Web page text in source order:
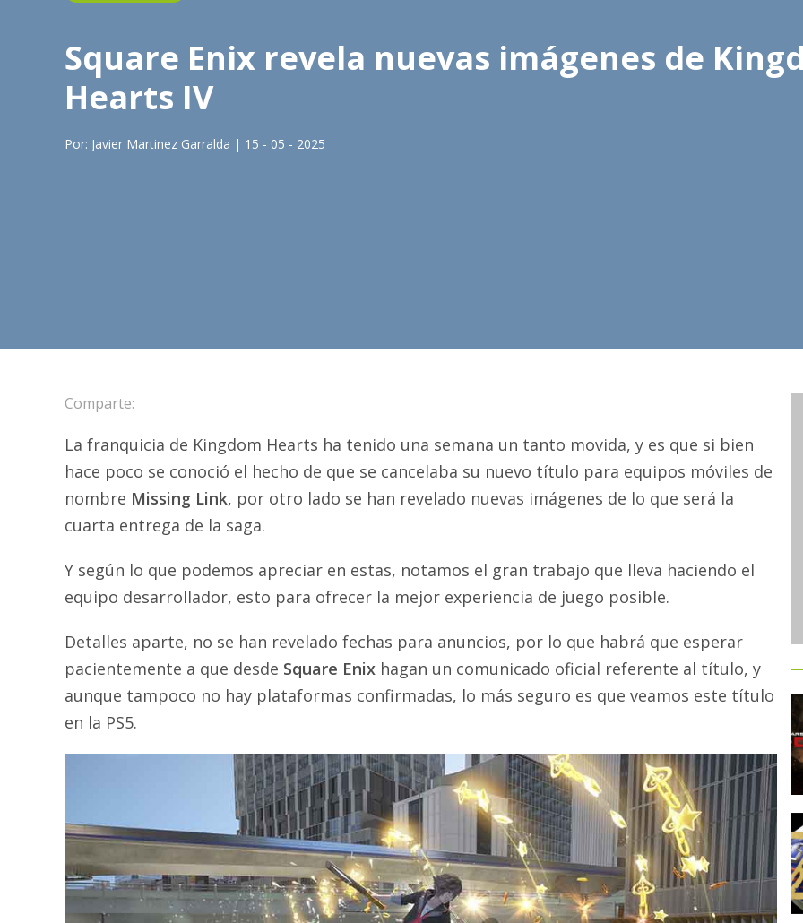
Square Enix revela nuevas imágenes de
Hearts IV
Por: Javier Martinez Garralda | 15 - 05 - 2025
Comparte:
La franquicia de Kingdom Hearts ha tenido una semana un tanto movida, y es que si bien
hace poco se conoció el hecho de que se cancelaba su nuevo título para equipos móviles de
nombre Missing Link, por otro lado se han revelado nuevas imágenes de lo que será la
cuarta entrega de la saga.
Y según lo que podemos apreciar en estas, notamos el gran trabajo que lleva haciendo el
equipo desarrollador, esto para ofrecer la mejor experiencia de juego posible.
Detalles aparte, no se han revelado fechas para anuncios, por lo que habrá que esperar
pacientemente a que desde Square Enix hagan un comunicado oficial referente al título, y
aunque tampoco no hay plataformas confirmadas, lo más seguro es que veamos este título
en la PS5.